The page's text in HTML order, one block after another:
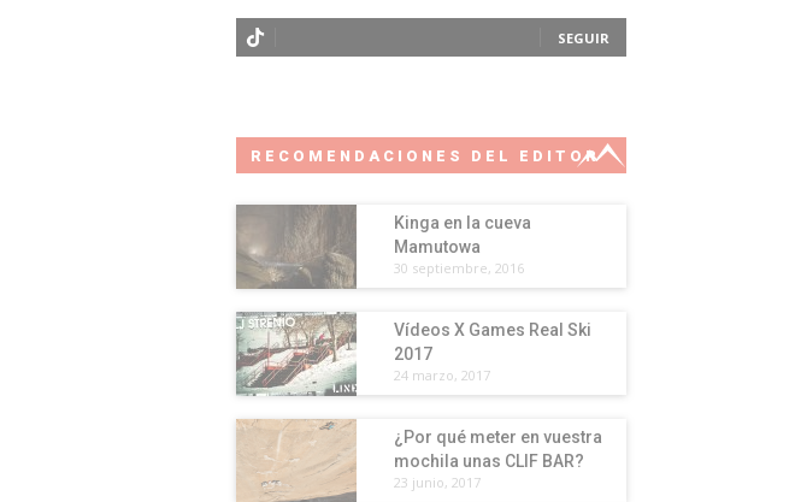
SEGUIR
RECOMENDACIONES DEL EDITOR
Kinga en la cueva
Mamutowa
30 septiembre, 2016
Vídeos X Games Real Ski
2017
24 marzo, 2017
¿Por qué meter en vuestra
mochila unas CLIF BAR?
23 junio, 2017